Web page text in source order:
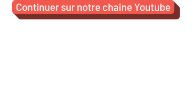
Continuer sur notre chaîne Youtube